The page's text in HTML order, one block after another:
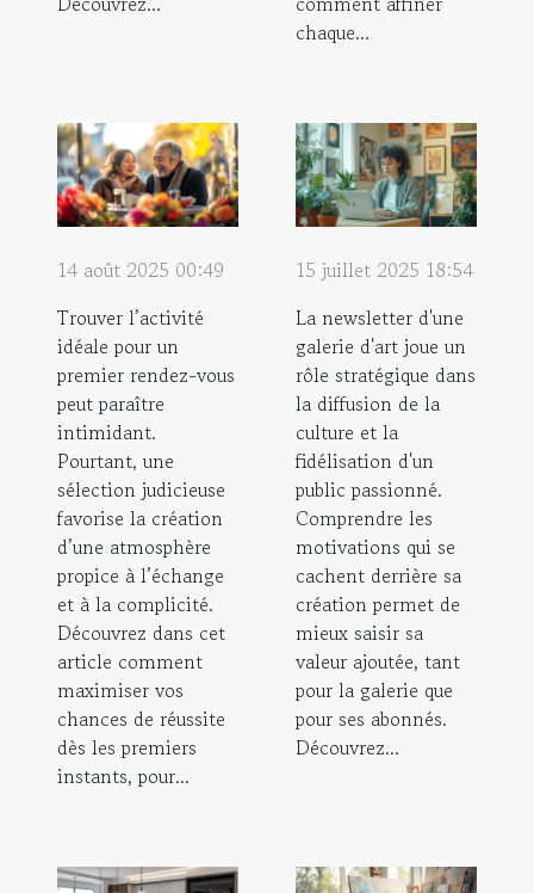
chaque...
14 août 2025 00:49
Trouver l’activité
idéale pour un
premier rendez-vous
peut paraître
intimidant.
Pourtant, une
sélection judicieuse
favorise la création
d’une atmosphère
propice à l’échange
et à la complicité.
Découvrez dans cet
article comment
maximiser vos
chances de réussite
dès les premiers
instants, pour...
15 juillet 2025 18:54
La newsletter d'une
galerie d'art joue un
rôle stratégique dans
la diffusion de la
culture et la
fidélisation d'un
public passionné.
Comprendre les
motivations qui se
cachent derrière sa
création permet de
mieux saisir sa
valeur ajoutée, tant
pour la galerie que
pour ses abonnés.
Découvrez...